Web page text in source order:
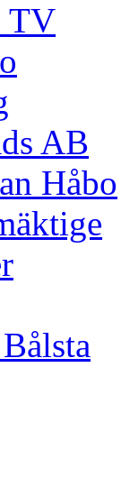
TV
AB
Håbo